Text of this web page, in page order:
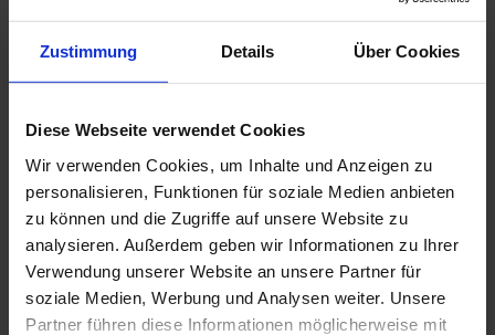
Zustimmung Details Über Cookies
Diese Webseite verwendet Cookies
Wir verwenden Cookies, um Inhalte und Anzeigen zu
personalisieren, Funktionen für soziale Medien anbieten
zu können und die Zugriffe auf unsere Website zu
analysieren. Außerdem geben wir Informationen zu Ihrer
Verwendung unserer Website an unsere Partner für
soziale Medien, Werbung und Analysen weiter. Unsere
Partner führen diese Informationen möglicherweise mit
Lieferumfang: Stück Preis: Pro Stück
Einbauort: Verdeckkasten-Rücksitz
59,95 €*
an Schalter, 65-66, Cabrio
Prod.-Nr.: 706265
Kabelbaum Verdeck, 65-66, Cabrio, vom
Startrelais zum Armaturenbrett
Zuleitung zum Verdeckschalter Ersetzt
Lieferumfang: Stück Preis: Pro Stück
Einbauort: Motorraum/Startrelais
29,95 €*